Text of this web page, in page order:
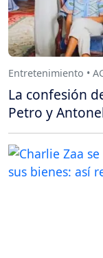
Entretenimiento •
La confesión
Petro y